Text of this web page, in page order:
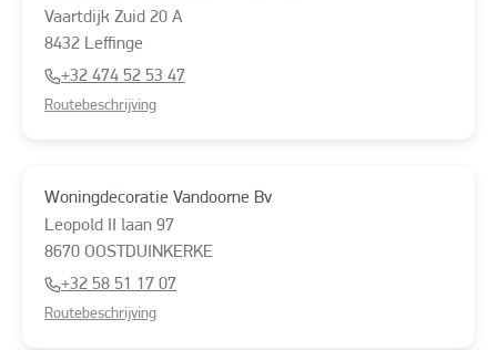
Vaartdijk Zuid 20 A
8432 Leffinge
+32 474 52 53 47
Routebeschrijving
Woningdecoratie Vandoorne Bv
Leopold II laan 97
8670 OOSTDUINKERKE
+32 58 51 17 07
Routebeschrijving